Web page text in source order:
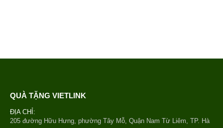
QUÀ TẶNG VIETLINK
ĐỊA CHỈ:
205 đường Hữu Hưng, phường Tây Mỗ, Quận Nam Từ Liêm, TP. Hà